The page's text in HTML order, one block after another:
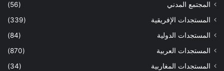
المجتمع المدني
(56)
المستجدات الإفريقية
(339)
المستجدات الدولية
(84)
المستجدات العربية
(870)
المستجدات المغاربية
(34)